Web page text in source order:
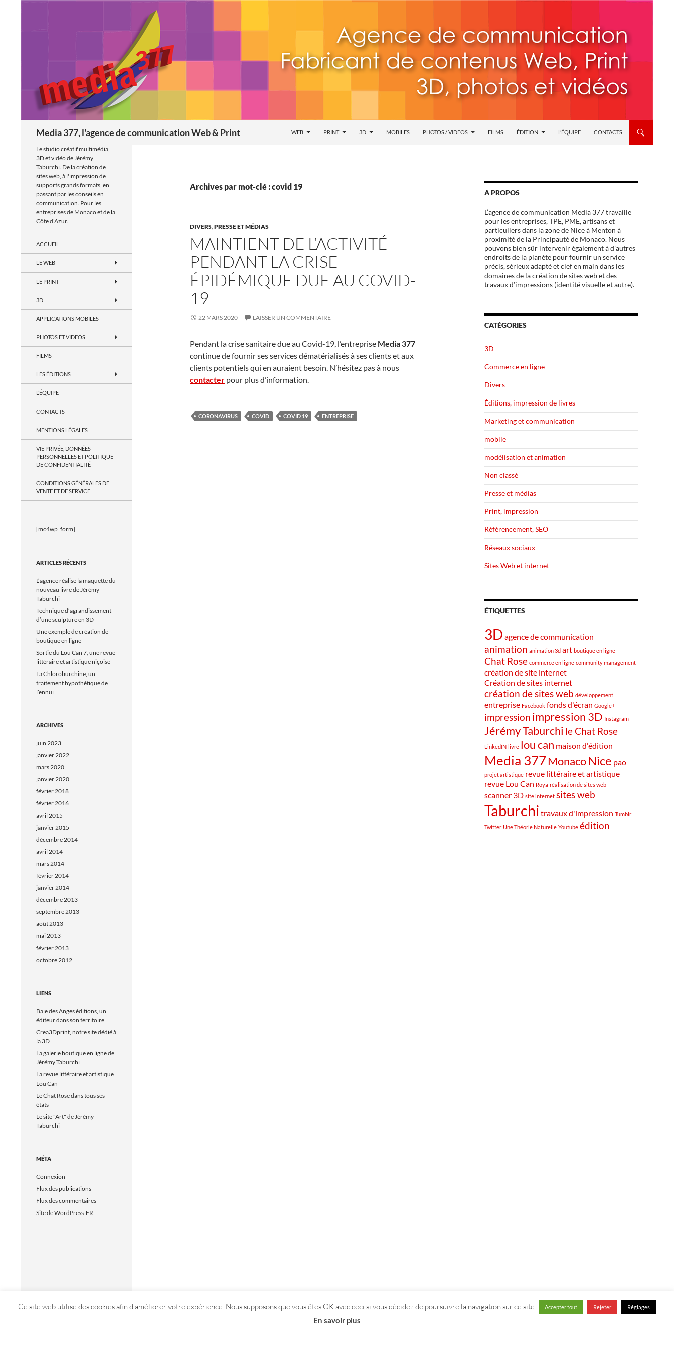
Media 377, l'agence de communication Web & Print WEB PRINT 3D MOBILES PHOTOS / VIDEOS FILMS ÉDITION L’ÉQUIPE CONTACTS
Archives par mot-clé : covid 19
DIVERS,PRESSE ET MÉDIAS
MAINTIENT DE L’ACTIVITÉ
PENDANT LA CRISE
ÉPIDÉMIQUE DUE AU COVID-
19
22 MARS 2020 LAISSER UN COMMENTAIRE
Pendant la crise sanitaire due au Covid-19, l’entreprise Media 377
continue de fournir ses services dématérialisés à ses clients et aux
clients potentiels qui en auraient besoin. N’hésitez pas à nous
contacter pour plus d’information.
CORONAVIRUS COVID COVID 19 ENTREPRISE
A PROPOS
L’agence de communication Media 377 travaille
pour les entreprises, TPE, PME, artisans et
particuliers dans la zone de Nice à Menton à
proximité de la Principauté de Monaco. Nous
pouvons bien sûr intervenir également à d’autres
endroits de la planète pour fournir un service
précis, sérieux adapté et clef en main dans les
domaines de la création de sites web et des
travaux d’impressions (identité visuelle et autre).
CATÉGORIES
3D
Commerce en ligne
Divers
Éditions, impression de livres
Marketing et communication
mobile
modélisation et animation
Non classé
Presse et médias
Print, impression
Référencement, SEO
Réseaux sociaux
Sites Web et internet
ÉTIQUETTES
3D agence de communication
animation animation 3d art boutique en ligne
Chat Rose commerce en ligne community management
création de site internet
Création de sites internet
création de sites web développement
entreprise Facebook fonds d'écran Google+
impression impression 3D Instagram
Jérémy Taburchi le Chat Rose
LinkedIN livre lou can maison d'édition
Media 377MonacoNice pao
projet artistique revue littéraire et artistique
revue Lou Can Roya réalisation de sites web
scanner 3D site internet sites web
Taburchi travaux d'impression Tumblr
Twitter Une Théorie Naturelle Youtube édition
Le studio créatif multimédia,
3D et vidéo de Jérémy
Taburchi. De la création de
sites web, à l'impression de
supports grands formats, en
passant par les conseils en
communication. Pour les
entreprises de Monaco et de la
Côte d'Azur.
ACCUEIL
LE WEB
LE PRINT
3D
APPLICATIONS MOBILES
PHOTOS ET VIDEOS
FILMS
LES ÉDITIONS
L’ÉQUIPE
CONTACTS
MENTIONS LÉGALES
VIE PRIVÉE, DONNÉES
PERSONNELLES ET POLITIQUE
DE CONFIDENTIALITÉ
CONDITIONS GÉNÉRALES DE
VENTE ET DE SERVICE
[mc4wp_form]
ARTICLES RÉCENTS
L’agence réalise la maquette du
nouveau livre de Jérémy
Taburchi
Technique d’agrandissement
d’une sculpture en 3D
Une exemple de création de
boutique en ligne
Sortie du Lou Can 7, une revue
littéraire et artistique niçoise
La Chloroburchine, un
traitement hypothétique de
l’ennui
ARCHIVES
juin 2023
janvier 2022
mars 2020
janvier 2020
février 2018
février 2016
avril 2015
janvier 2015
décembre 2014
avril 2014
mars 2014
février 2014
janvier 2014
décembre 2013
septembre 2013
août 2013
mai 2013
février 2013
octobre 2012
LIENS
Baie des Anges éditions, un
éditeur dans son territoire
Crea3Dprint, notre site dédié à
la 3D
La galerie boutique en ligne de
Jérémy Taburchi
La revue littéraire et artistique
Lou Can
Le Chat Rose dans tous ses
états
Le site "Art" de Jérémy
Taburchi
MÉTA
Connexion
Flux des publications
Flux des commentaires
Site de WordPress-FR
Ce site web utilise des cookies afin d'améliorer votre expérience. Nous supposons que vous êtes OK avec ceci si vous décidez de poursuivre la navigation sur ce site Accepter tout Rejeter Réglages
En savoir plus